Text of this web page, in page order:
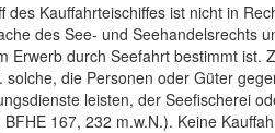
des Kauffahrteischiffes ist nicht in
des See- und Seehandelsrechts
Erwerb durch Seefahrt bestimmt ist.
solche, die Personen oder Güter
leisten, der Seefischerei
167, 232 m.w.N.). Keine